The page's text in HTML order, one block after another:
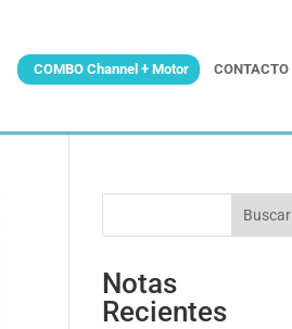
COMBO Channel + Motor CONTACTO
Buscar
Notas
Recientes